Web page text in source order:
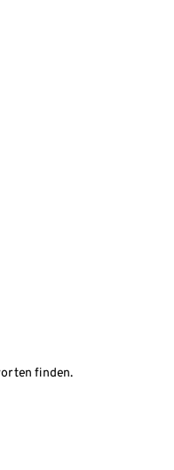
finden.